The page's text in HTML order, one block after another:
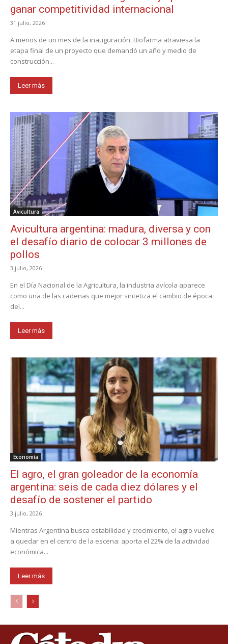
ganar competitividad internacional
31 julio, 2026
A menos de un mes de la inauguración, Biofarma atraviesa la
etapa final de un proyecto que demandó un año y medio de
construcción...
Leer más
Avicultura
Avicultura argentina: madura, diversa y con
el desafío diario de colocar 3 millones de
pollos
3 julio, 2026
En el Día Nacional de la Agricultura, la industria avícola aparece
como una de las cadenas que mejor sintetiza el cambio de época
del...
Leer más
Economía
El agro, el gran goleador de la economía
argentina: seis de cada diez dólares y el
desafío de sostener el partido
3 julio, 2026
Mientras Argentina busca estabilidad y crecimiento, el agro vuelve
a quedar en el centro de la escena: aporta el 22% de la actividad
económica...
Leer más